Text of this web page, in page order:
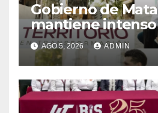
Gobierno de
mantiene
territorio
AGO 5, 2026 ADMIN